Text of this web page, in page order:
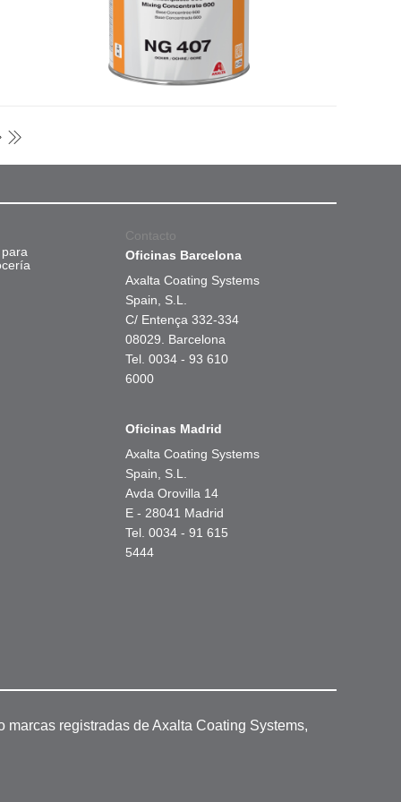
Contacto
Oficinas Barcelona
Axalta Coating Systems
Spain, S.L.
C/ Entença 332-334
08029. Barcelona
Tel. 0034 - 93 610
6000
Oficinas Madrid
Axalta Coating Systems
Spain, S.L.
Avda Orovilla 14
E - 28041 Madrid
Tel. 0034 - 91 615
5444
registradas de Axalta Coating Systems,